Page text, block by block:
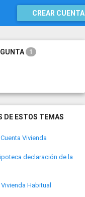
CREAR CUENTA
1
DE ESTOS TEMAS
Vivienda
declaración de la
Habitual